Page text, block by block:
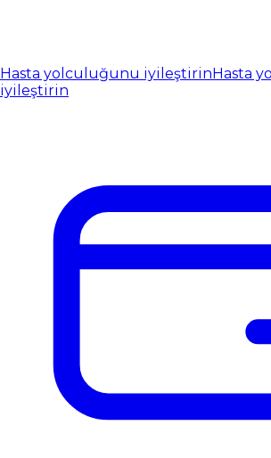
Hasta yolculuğunu iyileştirinHasta
iyileştirin